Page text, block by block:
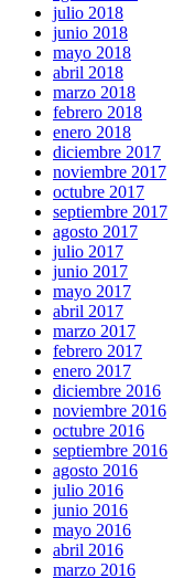
julio 2018
junio 2018
mayo 2018
abril 2018
marzo 2018
febrero 2018
enero 2018
diciembre 2017
noviembre 2017
octubre 2017
septiembre 2017
agosto 2017
julio 2017
junio 2017
mayo 2017
abril 2017
marzo 2017
febrero 2017
enero 2017
diciembre 2016
noviembre 2016
octubre 2016
septiembre 2016
agosto 2016
julio 2016
junio 2016
mayo 2016
abril 2016
marzo 2016